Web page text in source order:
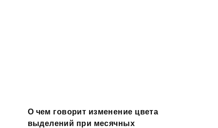
О чем говорит изменение цвета
выделений при месячных